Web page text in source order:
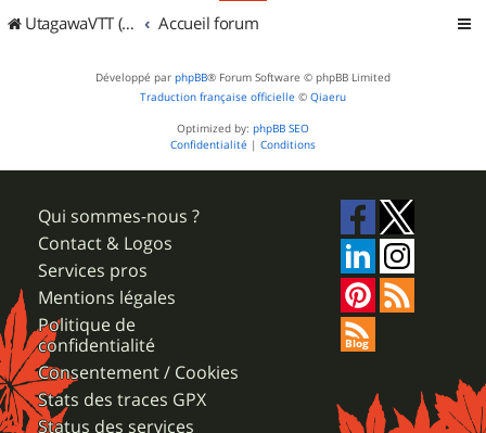
UtagawaVTT (Randos VTT et VTTAE avec traces GPS) Accueil forum
Développé par phpBB® Forum Software © phpBB Limited
Traduction française officielle © Qiaeru
Optimized by: phpBB SEO
Confidentialité | Conditions
Qui sommes-nous ?
Contact & Logos
Services pros
Mentions légales
Politique de
confidentialité
Consentement / Cookies
Stats des traces GPX
Status des services